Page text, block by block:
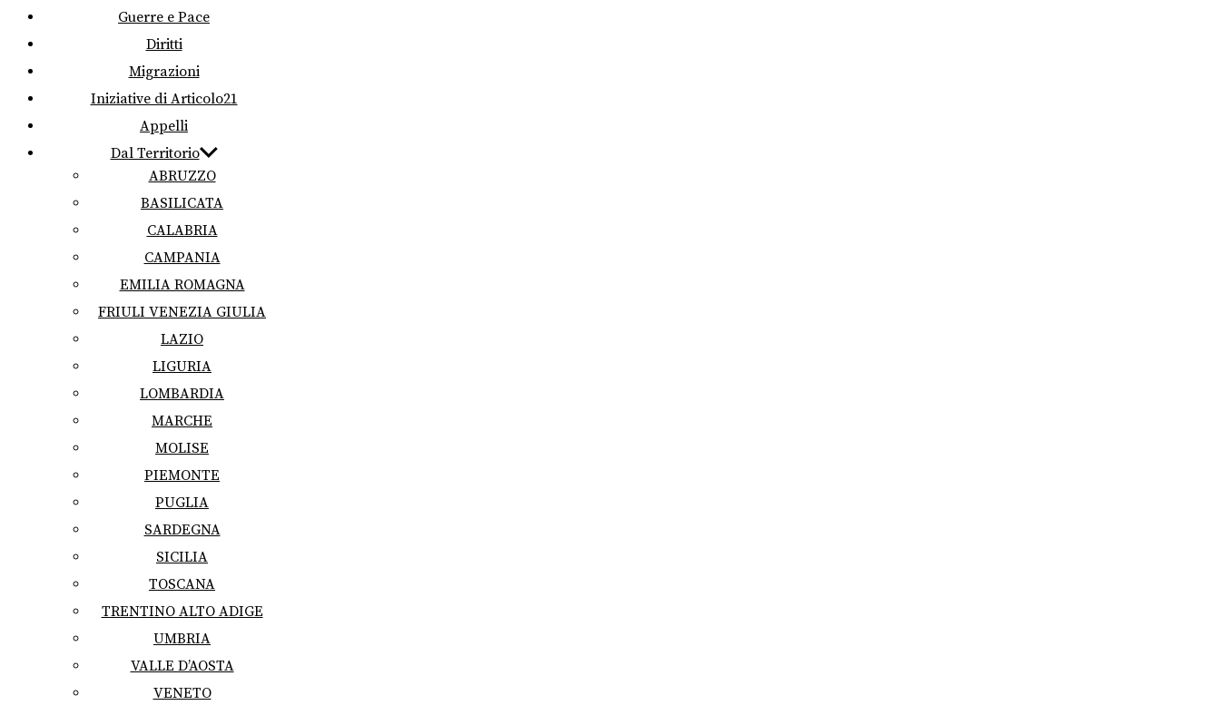
Guerre e Pace
Diritti
Migrazioni
Iniziative di Articolo21
Appelli
Dal Territorio
ABRUZZO
BASILICATA
CALABRIA
CAMPANIA
EMILIA ROMAGNA
FRIULI VENEZIA GIULIA
LAZIO
LIGURIA
LOMBARDIA
MARCHE
MOLISE
PIEMONTE
PUGLIA
SARDEGNA
SICILIA
TOSCANA
TRENTINO ALTO ADIGE
UMBRIA
VALLE D’AOSTA
VENETO